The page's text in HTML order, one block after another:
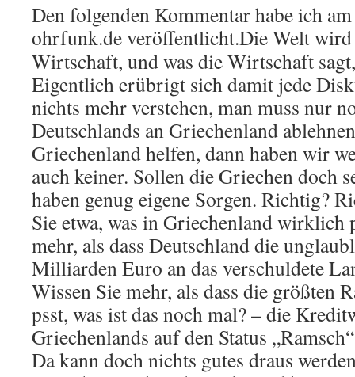
Den folgenden Kommentar habe ich
ohrfunk.de veröffentlicht.Die Welt wird
Wirtschaft, und was die Wirtschaft
Eigentlich erübrigt sich damit jede
nichts mehr verstehen, man muss nur
Deutschlands an Griechenland
Griechenland helfen, dann haben wir
auch keiner. Sollen die Griechen doch
haben genug eigene Sorgen. Richtig?
Sie etwa, was in Griechenland wirklich
mehr, als dass Deutschland die
Milliarden Euro an das verschuldete
Wissen Sie mehr, als dass die größten
psst, was ist das noch mal? – die
Griechenlands auf den Status
Da kann doch nichts gutes draus